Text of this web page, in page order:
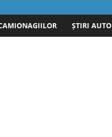
ȘTIRI AUTO